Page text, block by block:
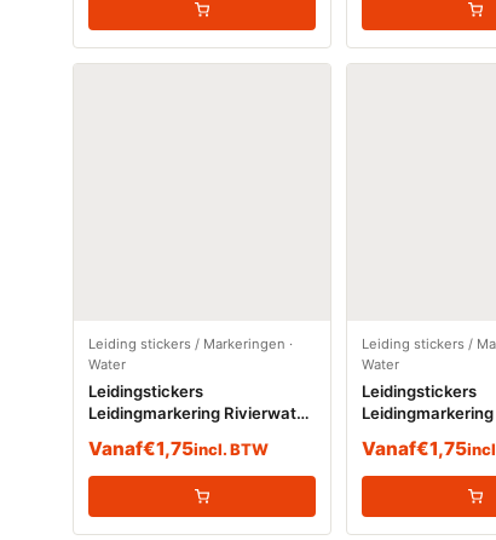
Leiding stickers / Markeringen ·
Water
Leidingstickers
Leidingmarkering Rivierwater
Vanaf€1,75incl. BTW
Leiding stickers /
Water
Leidingstickers
Vanaf€1,75